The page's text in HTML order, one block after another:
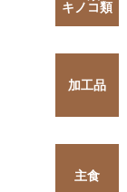
キノコ類
加工品
主食